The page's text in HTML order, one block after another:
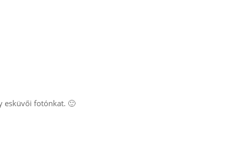
esküvői fotónkat. 🙂